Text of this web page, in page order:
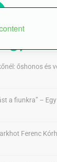
őshonos és
a fiunkra” –
Ferenc